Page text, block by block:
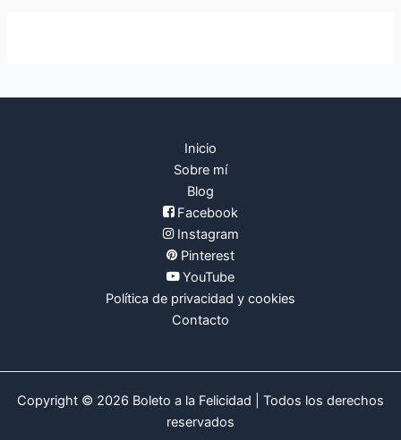
Inicio
Sobre mí
Blog
Facebook
Instagram
Pinterest
YouTube
Política de privacidad y cookies
Contacto
Copyright © 2026 Boleto a la Felicidad | Todos los derechos
reservados